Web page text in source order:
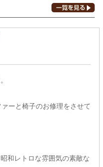
ーと椅子のお修理をさせて
和レトロな雰囲気の素敵な